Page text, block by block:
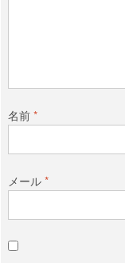
名前*
メール*